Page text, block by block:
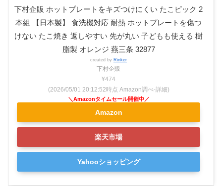
下村企販 ホットプレートをキズつけにくい たこピック 2
本組 【日本製】 食洗機対応 耐熱 ホットプレートを傷つ
けない たこ焼き 返しやすい 先が丸い 子どもも使える 樹
脂製 オレンジ 燕三条 32877
created by Rinker
下村企販
¥474
(2026/05/01 20:12:52時点 Amazon調べ-詳細)
Amazon
楽天市場
Yahooショッピング